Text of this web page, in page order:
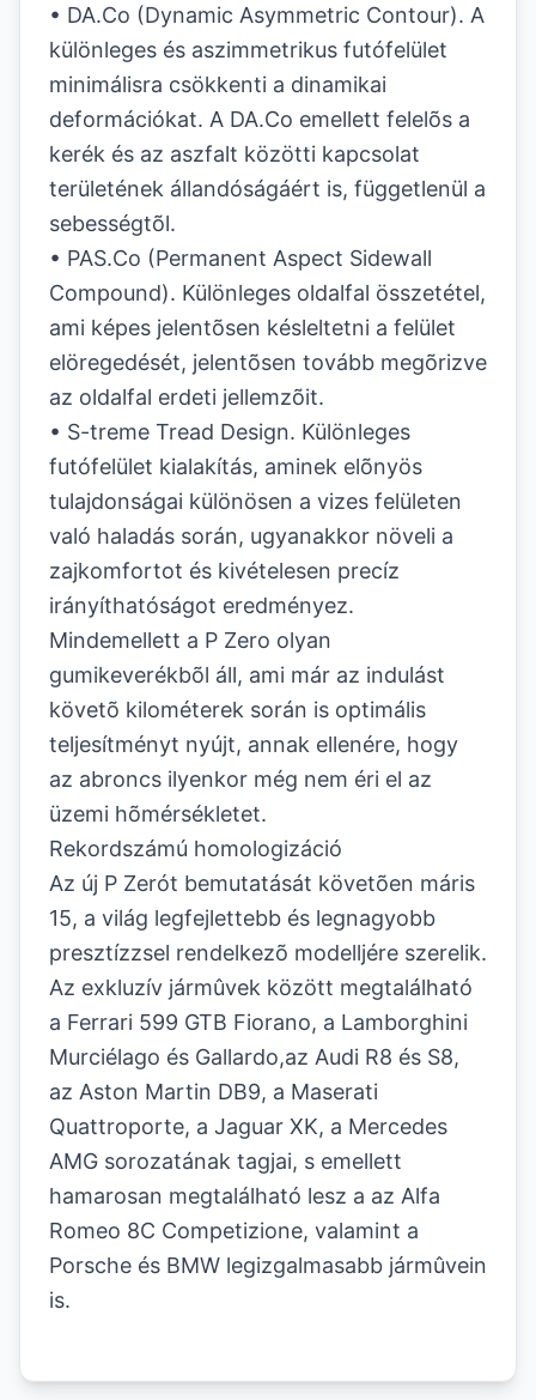
• DA.Co (Dynamic Asymmetric Contour). A
különleges és aszimmetrikus futófelület
minimálisra csökkenti a dinamikai
deformációkat. A DA.Co emellett felelõs a
kerék és az aszfalt közötti kapcsolat
területének állandóságáért is, függetlenül a
sebességtõl.
• PAS.Co (Permanent Aspect Sidewall
Compound). Különleges oldalfal összetétel,
ami képes jelentõsen késleltetni a felület
elöregedését, jelentõsen tovább megõrizve
az oldalfal erdeti jellemzõit.
• S-treme Tread Design. Különleges
futófelület kialakítás, aminek elõnyös
tulajdonságai különösen a vizes felületen
való haladás során, ugyanakkor növeli a
zajkomfortot és kivételesen precíz
irányíthatóságot eredményez.
Mindemellett a P Zero olyan
gumikeverékbõl áll, ami már az indulást
követõ kilométerek során is optimális
teljesítményt nyújt, annak ellenére, hogy
az abroncs ilyenkor még nem éri el az
üzemi hõmérsékletet.
Rekordszámú homologizáció
Az új P Zerót bemutatását követõen máris
15, a világ legfejlettebb és legnagyobb
presztízzsel rendelkezõ modelljére szerelik.
Az exkluzív jármûvek között megtalálható
a Ferrari 599 GTB Fiorano, a Lamborghini
Murciélago és Gallardo,az Audi R8 és S8,
az Aston Martin DB9, a Maserati
Quattroporte, a Jaguar XK, a Mercedes
AMG sorozatának tagjai, s emellett
hamarosan megtalálható lesz a az Alfa
Romeo 8C Competizione, valamint a
Porsche és BMW legizgalmasabb jármûvein
is.